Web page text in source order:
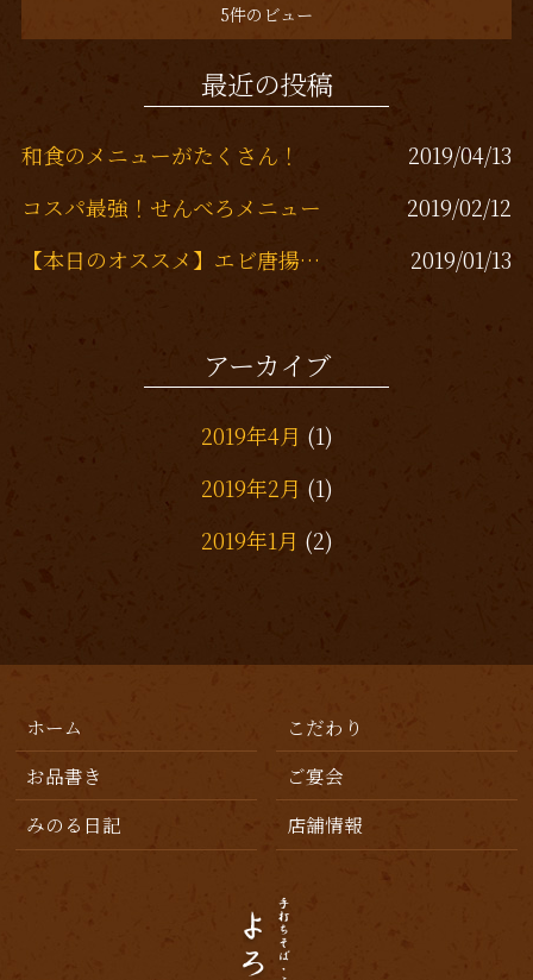
5件のビュー
最近の投稿
和食のメニューがたくさん！
2019/04/13
コスパ最強！せんべろメニュー
2019/02/12
【本日のオススメ】エビ唐揚げチリソース添え
2019/01/13
天丼、親子丼、うな丼、カレーライス
アーカイブ
2019年4月 (1)
2019年2月 (1)
2019年1月 (2)
2018年1月(1)
2017年10月(1)
ホーム
こだわり
お品書き
ご宴会
みのる日記
店舗情報